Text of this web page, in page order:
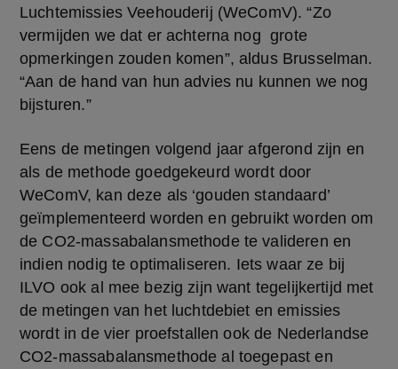
Luchtemissies Veehouderij (WeComV). “Zo
vermijden we dat er achterna nog  grote
opmerkingen zouden komen”, aldus Brusselman.
“Aan de hand van hun advies nu kunnen we nog
bijsturen.”
Eens de metingen volgend jaar afgerond zijn en
als de methode goedgekeurd wordt door
WeComV, kan deze als ‘gouden standaard’
geïmplementeerd worden en gebruikt worden om
de CO2-massabalansmethode te valideren en
indien nodig te optimaliseren. Iets waar ze bij
ILVO ook al mee bezig zijn want tegelijkertijd met
de metingen van het luchtdebiet en emissies
wordt in de vier proefstallen ook de Nederlandse
CO2-massabalansmethode al toegepast en